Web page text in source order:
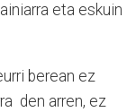
eta eskuin
berean ez
den arren, ez